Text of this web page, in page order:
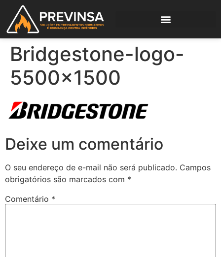
Bridgestone-logo-
5500×1500
Deixe um comentário
O seu endereço de e-mail não será publicado. Campos
obrigatórios são marcados com *
Comentário *